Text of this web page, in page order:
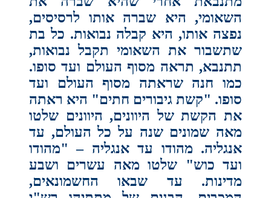
השאומי, היא שברה אותו לרסיסים,
נפצה אותו, היא קבלה נבואות. כל בת
שתשבור את השאומי תקבל נבואות,
תתנבא, תראה מסוף העולם ועד סופו.
כמו חנה שראתה מסוף העולם ועד
סופו. "קשת גיבורים חתים" היא ראתה
את הקשת של היוונים, היוונים שלטו
מאה שמונים שנה על כל העולם, עד
אנגליה. מהודו עד אנגליה – "מהודו
ועד כוש" שלטו מאה עשרים ושבע
מדינות. עד שבאו החשמונאים,